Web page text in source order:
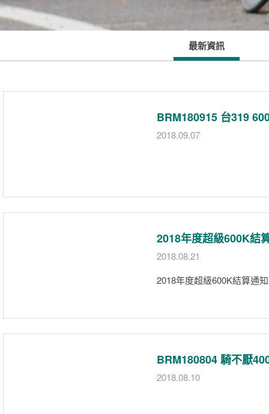
最新資訊
BRM180915 台319
2018.09.07
2018年度超級600K結
2018.08.21
2018年度超級600K結算通知
BRM180804 騎不厭
2018.08.10